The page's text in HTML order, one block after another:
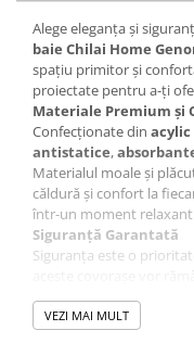
Alege eleganța și
baie Chilai Home
spațiu primitor și
proiectate pentru a-ți
Materiale Premium și
Confecționate din acylic
antistatice,
Materialul moale și
căldură și confort la
într-un moment
Siguranță Garantată
Siguranța este o
accidentările nedorite.
fără griji din cadă sau duș.
VEZI MAI MULT